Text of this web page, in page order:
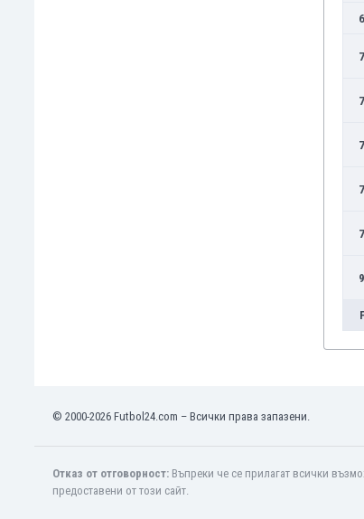
© 2000-2026 Futbol24.com – Всички права запазени.
Отказ от отговорност: Въпреки че се прилагат всички
предоставени от този сайт.